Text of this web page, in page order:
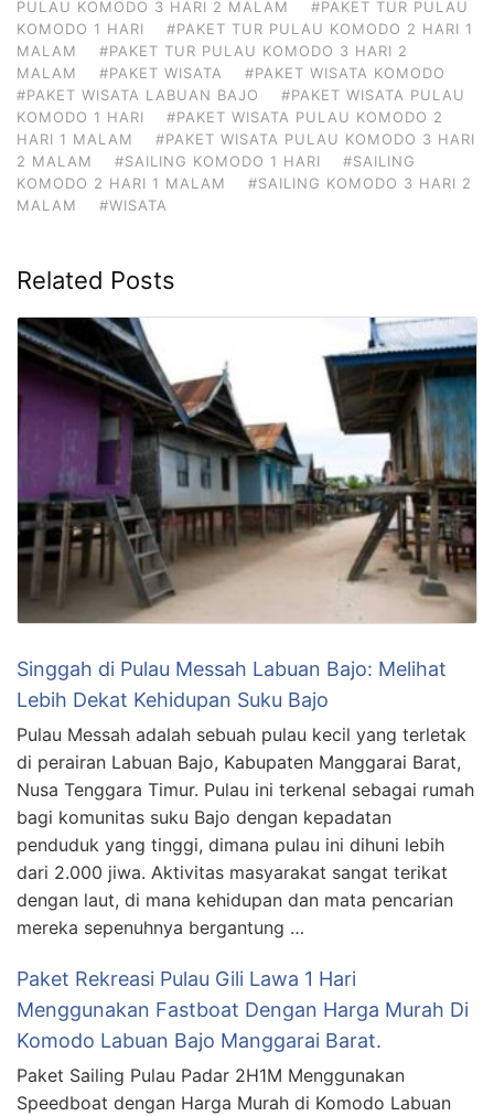
PULAU KOMODO 3 HARI 2 MALAM
#PAKET TUR PULAU
KOMODO 1 HARI
#PAKET TUR PULAU KOMODO 2 HARI 1
MALAM
#PAKET TUR PULAU KOMODO 3 HARI 2
MALAM
#PAKET WISATA
#PAKET WISATA KOMODO
#PAKET WISATA LABUAN BAJO
#PAKET WISATA PULAU
KOMODO 1 HARI
#PAKET WISATA PULAU KOMODO 2
HARI 1 MALAM
#PAKET WISATA PULAU KOMODO 3 HARI
2 MALAM
#SAILING KOMODO 1 HARI
#SAILING
KOMODO 2 HARI 1 MALAM
#SAILING KOMODO 3 HARI 2
MALAM
#WISATA
Related Posts
Singgah di Pulau Messah Labuan Bajo: Melihat
Lebih Dekat Kehidupan Suku Bajo
Pulau Messah adalah sebuah pulau kecil yang terletak
di perairan Labuan Bajo, Kabupaten Manggarai Barat,
Nusa Tenggara Timur. Pulau ini terkenal sebagai rumah
bagi komunitas suku Bajo dengan kepadatan
penduduk yang tinggi, dimana pulau ini dihuni lebih
dari 2.000 jiwa. Aktivitas masyarakat sangat terikat
dengan laut, di mana kehidupan dan mata pencarian
mereka sepenuhnya bergantung …
Paket Rekreasi Pulau Gili Lawa 1 Hari
Menggunakan Fastboat Dengan Harga Murah Di
Komodo Labuan Bajo Manggarai Barat.
Paket Sailing Pulau Padar 2H1M Menggunakan
Speedboat dengan Harga Murah di Komodo Labuan